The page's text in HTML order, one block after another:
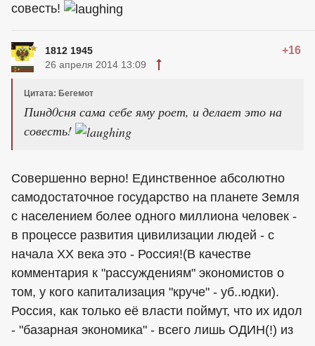
совесть!
1812 1945 +16
26 апреля 2014 13:09
Цитата: Бегемот
Пинд0сня сама себе яму роет, и делает это на
совесть!
Совершенно верно! Единственное абсолютно
самодостаточное государство на планете Земля
с населением более одного миллиона человек -
в процессе развития цивилизации людей - с
начала ХХ века это - Россия!(В качестве
комментария к "рассуждениям" экономистов о
том, у кого капитализация "круче" - уб..юдки).
Россия, как только её власти поймут, что их идол
- "базарная экономика" - всего лишь ОДИН(!) из